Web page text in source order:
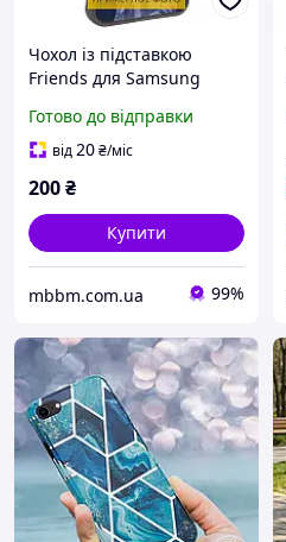
Чохол із підставкою
Friends для Samsung
оригінальною вишивкою
Blue Wolf
Готово до відправки
від20₴/міс
200₴
Купити
mbbm.com.ua 99%